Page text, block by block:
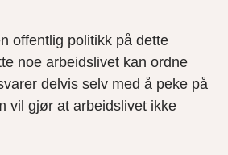
offentlig politikk på dette
noe arbeidslivet kan ordne
delvis selv med å peke på
vil gjør at arbeidslivet ikke